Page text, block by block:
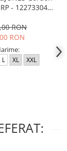
- 12273304-
RON
RON
L XL XXL